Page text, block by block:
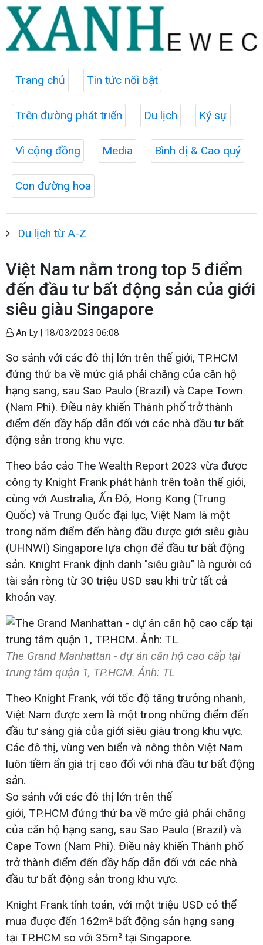
Trang chủ Tin tức nổi bật
Trên đường phát triển Du lịch Ký sự
Vì cộng đồng Media Bình dị & Cao quý
Con đường hoa
Du lịch từ A-Z
Việt Nam nằm trong top 5 điểm
đến đầu tư bất động sản của giới
siêu giàu Singapore
An Ly | 18/03/2023 06:08
So sánh với các đô thị lớn trên thế giới, TP.HCM
đứng thứ ba về mức giá phải chăng của căn hộ
hạng sang, sau Sao Paulo (Brazil) và Cape Town
(Nam Phi). Điều này khiến Thành phố trở thành
điểm đến đầy hấp dẫn đối với các nhà đầu tư bất
động sản trong khu vực.
Theo báo cáo The Wealth Report 2023 vừa được
công ty Knight Frank phát hành trên toàn thế giới,
cùng với Australia, Ấn Độ, Hong Kong (Trung
Quốc) và Trung Quốc đại lục, Việt Nam là một
trong năm điểm đến hàng đầu được giới siêu giàu
(UHNWI) Singapore lựa chọn để đầu tư bất động
sản. Knight Frank định danh "siêu giàu" là người có
tài sản ròng từ 30 triệu USD sau khi trừ tất cả
khoản vay.
The Grand Manhattan - dự án căn hộ cao cấp tại
trung tâm quận 1, TP.HCM. Ảnh: TL
Theo Knight Frank, với tốc độ tăng trưởng nhanh,
Việt Nam được xem là một trong những điểm đến
đầu tư sáng giá của giới siêu giàu trong khu vực.
Các đô thị, vùng ven biển và nông thôn Việt Nam
luôn tiềm ẩn giá trị cao đối với nhà đầu tư bất động
sản.
So sánh với các đô thị lớn trên thế
giới, TP.HCM đứng thứ ba về mức giá phải chăng
của căn hộ hạng sang, sau Sao Paulo (Brazil) và
Cape Town (Nam Phi). Điều này khiến Thành phố
trở thành điểm đến đầy hấp dẫn đối với các nhà
đầu tư bất động sản trong khu vực.
Knight Frank tính toán, với một triệu USD có thể
mua được đến 162m² bất động sản hạng sang
tại TP.HCM so với 35m² tại Singapore.